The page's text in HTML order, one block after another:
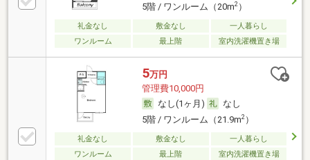
5階 / ワンルーム（20m2）
礼金なし 敷金なし
一人暮らし
ワンルーム
最上階 室内洗濯機置き場
5万円
管理費10,000円
なし(1ヶ月)
なし
5階 / ワンルーム（21.9m2）
礼金なし 敷金なし
一人暮らし
ワンルーム
最上階 室内洗濯機置き場